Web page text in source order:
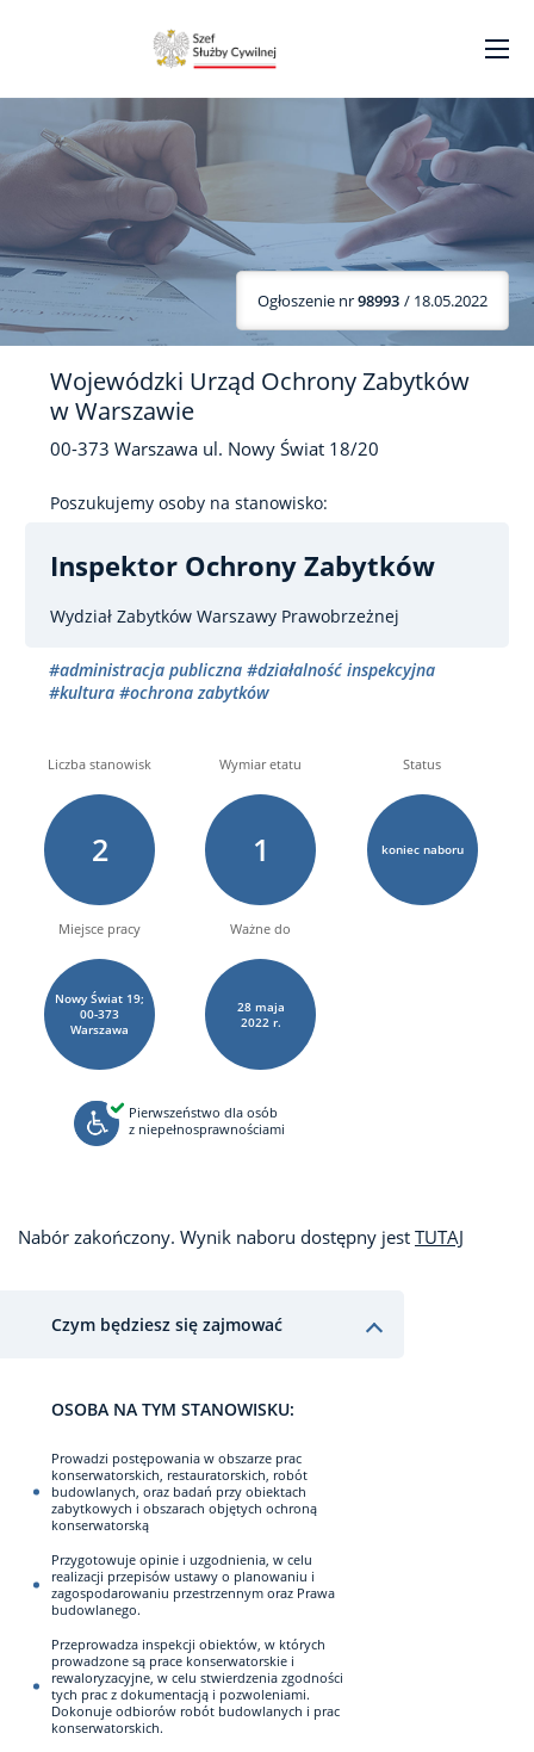
Ogłoszenie nr98993 / 18.05.2022
Wojewódzki Urząd Ochrony Zabytków
w Warszawie
00-373 Warszawa ul. Nowy Świat 18/20
Poszukujemy osoby na stanowisko:
Inspektor Ochrony Zabytków
Wydział Zabytków Warszawy Prawobrzeżnej
#administracja publiczna #działalność inspekcyjna
#kultura #ochrona zabytków
Liczba stanowisk
2
Wymiar etatu
1
Status
koniec naboru
Miejsce pracy
Nowy Świat 19;
00-373
Warszawa
Ważne do
28 maja
2022 r.
Pierwszeństwo dla osób
z niepełnosprawnościami
Nabór zakończony. Wynik naboru dostępny jest TUTAJ
Czym będziesz się zajmować
OSOBA NA TYM STANOWISKU:
Prowadzi postępowania w obszarze prac
konserwatorskich, restauratorskich, robót
budowlanych, oraz badań przy obiektach
zabytkowych i obszarach objętych ochroną
konserwatorską
Przygotowuje opinie i uzgodnienia, w celu
realizacji przepisów ustawy o planowaniu i
zagospodarowaniu przestrzennym oraz Prawa
budowlanego.
Przeprowadza inspekcji obiektów, w których
prowadzone są prace konserwatorskie i
rewaloryzacyjne, w celu stwierdzenia zgodności
tych prac z dokumentacją i pozwoleniami.
Dokonuje odbiorów robót budowlanych i prac
konserwatorskich.